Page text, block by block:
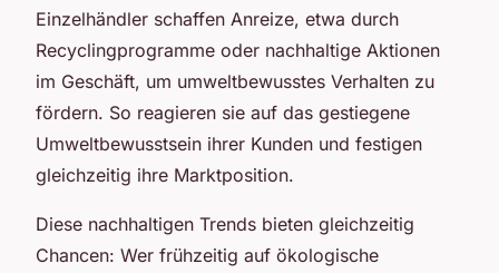
Einzelhändler schaffen Anreize, etwa durch
Recyclingprogramme oder nachhaltige Aktionen
im Geschäft, um umweltbewusstes Verhalten zu
fördern. So reagieren sie auf das gestiegene
Umweltbewusstsein ihrer Kunden und festigen
gleichzeitig ihre Marktposition.
Diese nachhaltigen Trends bieten gleichzeitig
Chancen: Wer frühzeitig auf ökologische